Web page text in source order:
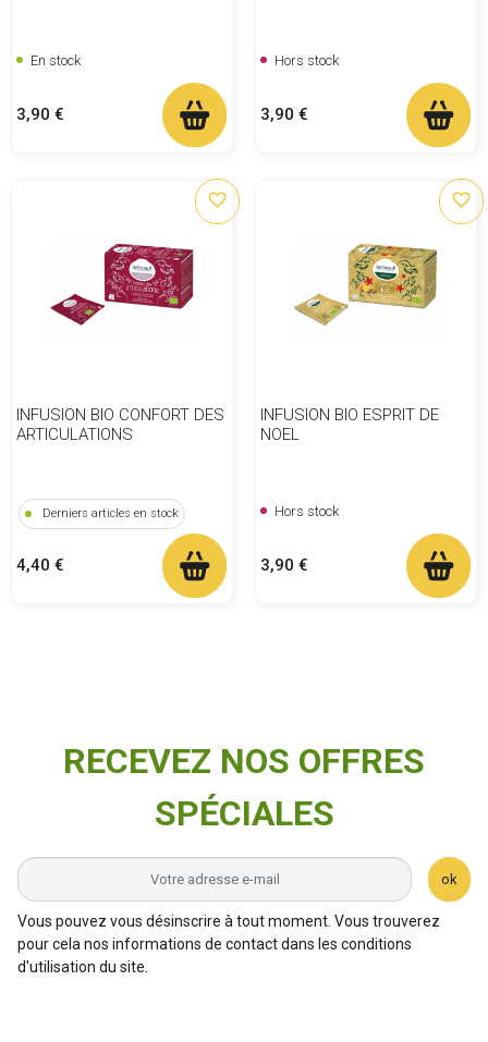
En stock
Prix
3,90 €
Hors stock
Prix
3,90 €
INFUSION BIO CONFORT DES
ARTICULATIONS
favorite_border
Derniers articles en stock
Prix
4,40 €
INFUSION BIO ESPRIT DE
NOEL
favorite_border
Hors stock
Prix
3,90 €
RECEVEZ NOS OFFRES
SPÉCIALES
ok
Vous pouvez vous désinscrire à tout moment. Vous trouverez
pour cela nos informations de contact dans les conditions
d'utilisation du site.